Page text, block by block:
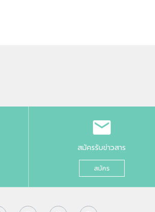
สมัครรับข่าวสาร
สมัคร